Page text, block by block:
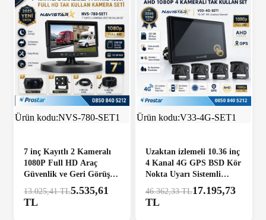
ÜCRETSİZ KARGO%58
Ürün kodu:NVS-780-SET1
7 inç Kayıtlı 2 Kameralı
1080P Full HD Araç
Güvenlik ve Geri Görüş
13.025,41 TL5.535,61
TL
ÜCRETSİZ KARGO%63
Ürün kodu:V33-4G-SET1
Uzaktan izlemeli 10.36 inç
4 Kanal 4G GPS BSD Kör
Nokta Uyarı Sistemli
Profesyonel Araç Kamera
Seti
46.362,33 TL17.195,73
TL